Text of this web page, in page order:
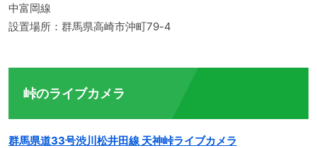
中富岡線
設置場所：群馬県高崎市沖町79-4
峠のライブカメラ
群馬県道33号渋川松井田線 天神峠ライブカメラ